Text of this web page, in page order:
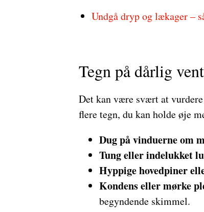
Undgå dryp og lækager –
Tegn på dårlig
Det kan være svært at
flere tegn, du kan holde øje
Dug på vinduerne om
Tung eller indelukket
Hyppige hovedpiner
Kondens eller mørke
begyndende skimmel.